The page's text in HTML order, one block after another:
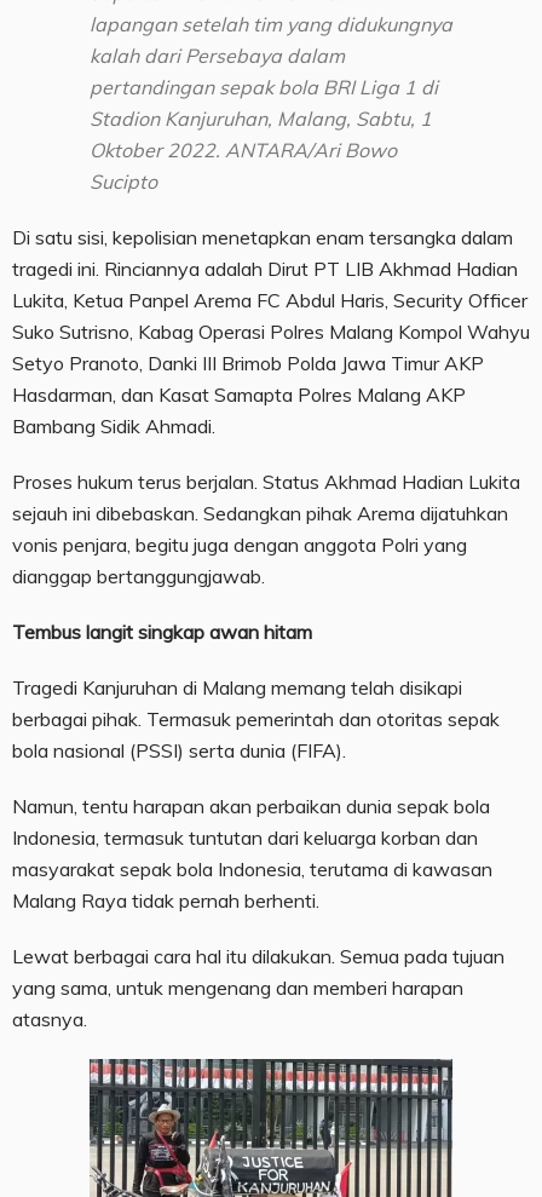
lapangan setelah tim yang didukungnya
kalah dari Persebaya dalam
pertandingan sepak bola BRI Liga 1 di
Stadion Kanjuruhan, Malang, Sabtu, 1
Oktober 2022. ANTARA/Ari Bowo
Sucipto
Di satu sisi, kepolisian menetapkan enam tersangka dalam
tragedi ini. Rinciannya adalah Dirut PT LIB Akhmad Hadian
Lukita, Ketua Panpel Arema FC Abdul Haris, Security Officer
Suko Sutrisno, Kabag Operasi Polres Malang Kompol Wahyu
Setyo Pranoto, Danki III Brimob Polda Jawa Timur AKP
Hasdarman, dan Kasat Samapta Polres Malang AKP
Bambang Sidik Ahmadi.
Proses hukum terus berjalan. Status Akhmad Hadian Lukita
sejauh ini dibebaskan. Sedangkan pihak Arema dijatuhkan
vonis penjara, begitu juga dengan anggota Polri yang
dianggap bertanggungjawab.
Tembus langit singkap awan hitam
Tragedi Kanjuruhan di Malang memang telah disikapi
berbagai pihak. Termasuk pemerintah dan otoritas sepak
bola nasional (PSSI) serta dunia (FIFA).
Namun, tentu harapan akan perbaikan dunia sepak bola
Indonesia, termasuk tuntutan dari keluarga korban dan
masyarakat sepak bola Indonesia, terutama di kawasan
Malang Raya tidak pernah berhenti.
Lewat berbagai cara hal itu dilakukan. Semua pada tujuan
yang sama, untuk mengenang dan memberi harapan
atasnya.